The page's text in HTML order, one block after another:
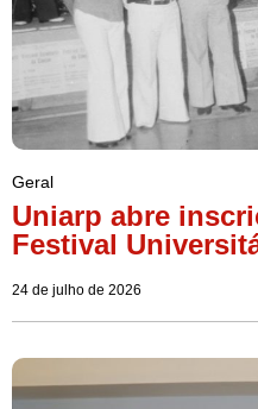
Geral
Uniarp abre
Festival
24 de julho de 2026